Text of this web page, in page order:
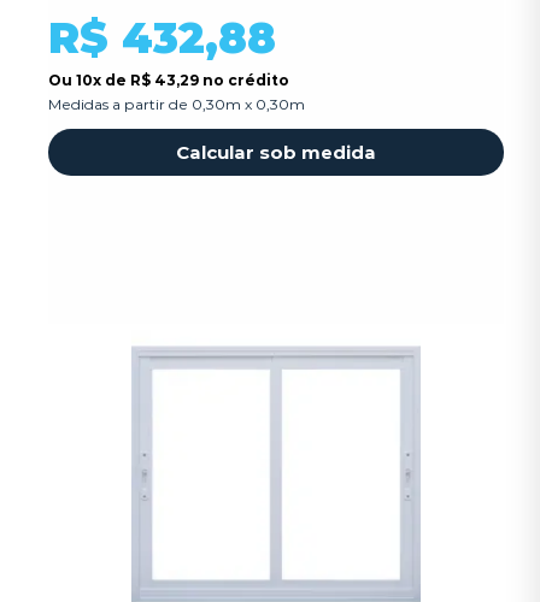
R$ 432,88
Ou 10x de R$ 43,29 no crédito
Medidas a partir de 0,30m x 0,30m
Calcular sob medida